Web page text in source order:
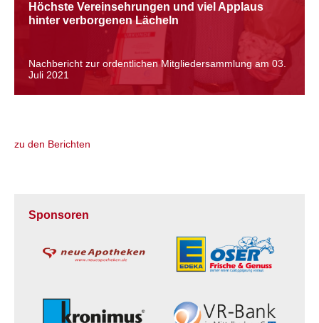
Höchste Vereinsehrungen und viel Applaus
hinter verborgenen Lächeln
Nachbericht zur ordentlichen Mitgliedersammlung am 03.
Juli 2021
zu den Berichten
Sponsoren